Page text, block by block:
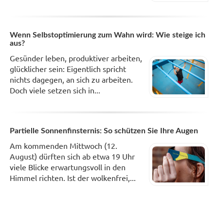
Wenn Selbstoptimierung zum Wahn wird: Wie steige ich
aus?
Gesünder leben, produktiver arbeiten,
glücklicher sein: Eigentlich spricht
nichts dagegen, an sich zu arbeiten.
Doch viele setzen sich in...
Partielle Sonnenfinsternis: So schützen Sie Ihre Augen
Am kommenden Mittwoch (12.
August) dürften sich ab etwa 19 Uhr
viele Blicke erwartungsvoll in den
Himmel richten. Ist der wolkenfrei,...